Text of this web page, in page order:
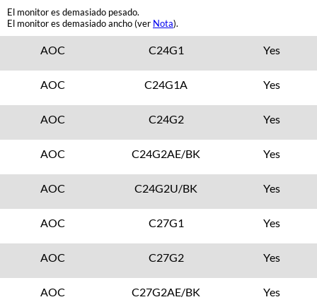
El monitor es demasiado pesado.
El monitor es demasiado ancho (ver Nota).
AOC C24G1 Yes
AOC C24G1A Yes
AOC C24G2 Yes
AOC C24G2AE/BK Yes
AOC C24G2U/BK Yes
AOC C27G1 Yes
AOC C27G2 Yes
AOC C27G2AE/BK Yes